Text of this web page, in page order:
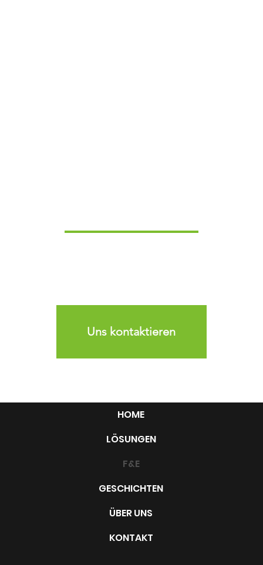
Uns kontaktieren
HOME
LÖSUNGEN
F&E
GESCHICHTEN
ÜBER UNS
KONTAKT